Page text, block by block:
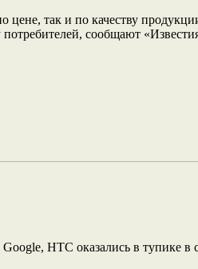
так и по качеству
сообщают
HTC оказались в тупике в